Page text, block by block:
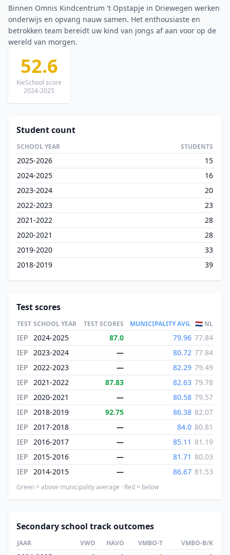
Binnen Omnis Kindcentrum 't Opstapje in Driewegen werken
onderwijs en opvang nauw samen. Het enthousiaste en
betrokken team bereidt uw kind van jongs af aan voor op de
wereld van morgen.
52.6
KieSchool score
2024-2025
Student count
SCHOOL YEAR STUDENTS
2025-2026
15
2024-2025
16
2023-2024
20
2022-2023
23
2021-2022
28
2020-2021
28
2019-2020
33
2018-2019
39
Test scores
TEST SCHOOL YEAR TEST SCORES MUNICIPALITY AVG. 🇳🇱 NL
IEP 2024-2025 87.0 79.96 77.84
IEP
2023-2024 — 80.72 77.84
IEP
2022-2023 — 82.29 79.49
IEP
2021-2022 87.83 82.63 79.78
IEP
2020-2021 — 80.58 79.57
IEP
2018-2019 92.75 86.38 82.07
IEP
2017-2018 — 84.0 80.81
IEP
2016-2017 — 85.11 81.19
IEP
2015-2016 — 81.71 80.03
IEP
2014-2015 — 86.67 81.53
Green = above municipality average · Red = below
Secondary school track outcomes
JAAR VWO HAVO VMBO-T VMBO-B/K